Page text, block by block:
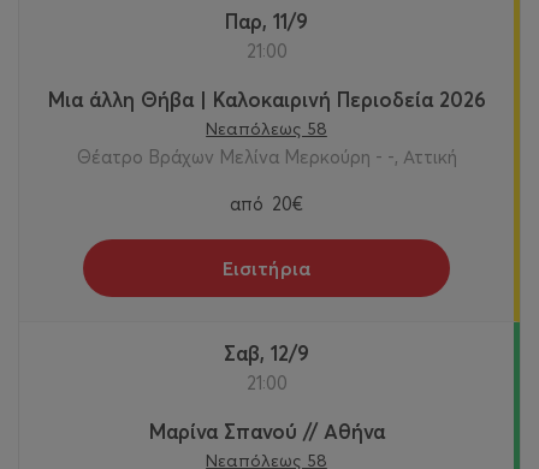
Παρ, 11/9
21:00
Μια άλλη Θήβα | Καλοκαιρινή Περιοδεία 2026
Νεαπόλεως 58
Θέατρο Βράχων Μελίνα Μερκούρη - -, Αττική
από 20€
Εισιτήρια
Σαβ, 12/9
21:00
Μαρίνα Σπανού // Αθήνα
Νεαπόλεως 58